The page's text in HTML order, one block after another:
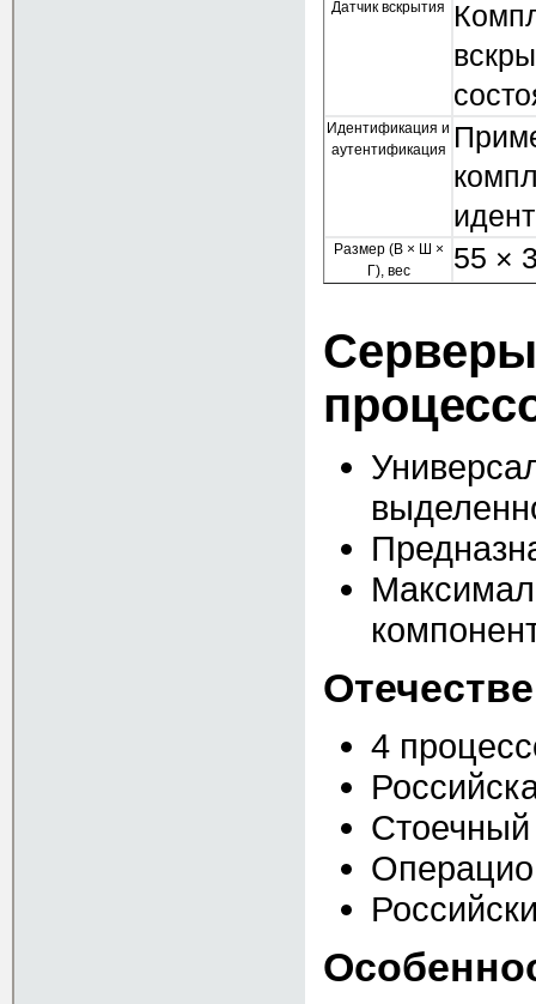
Датчик вскрытия
Идентификация и
аутентификация
Размер (В × Ш ×
Г), вес
55 ×
4
Стоечный